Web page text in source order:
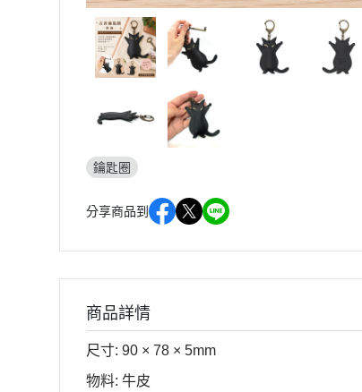
鑰匙圈
分享商品到
商品詳情
尺寸: 90 × 78 × 5mm
物料: 牛皮